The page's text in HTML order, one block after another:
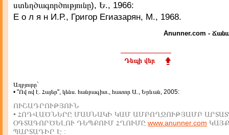
ստեղծագործությունը), Ե., 1966:
Е о л я н И.Р., Григор Егиазарян, М., 1968.
Anunner.com -
Դեպի վեր
Աղբյուրը`
• "Ով ով է. Հայեր", կենս. հանրագիտ., հատոր Ա., Երևան, 2005:
ՈՒՇԱԴՐՈՒԹՅՈՒՆ
• ՀՈԴՎԱԾՆԵՐԸ ՄԱՍՆԱԿԻ ԿԱՄ ԱՄԲՈՂՋՈՒԹՅԱՄԲ
ՕԳՏԱԳՈՐԾԵԼՈՒ ԴԵՊՔՈՒՄ ՀՂՈՒՄԸ www.anunner.com
ՊԱՐՏԱԴԻՐ Է :